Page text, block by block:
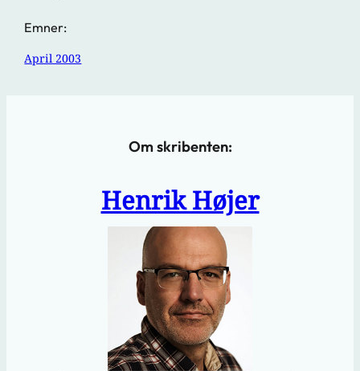
Emner:
April 2003
Om skribenten:
Henrik Højer